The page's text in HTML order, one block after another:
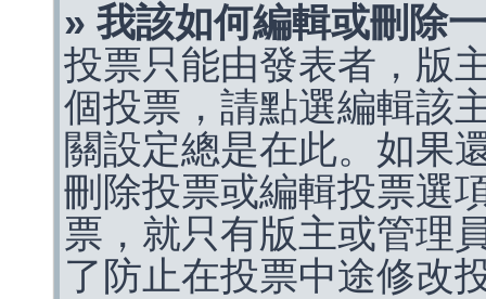
» 我該如何編輯或刪除
投票只能由發表者，版
個投票，請點選編輯該
關設定總是在此。如果
刪除投票或編輯投票選
票，就只有版主或管理
了防止在投票中途修改